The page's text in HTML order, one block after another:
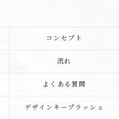
コンセプト
流れ
よくある質問
デザインキープラッシュ